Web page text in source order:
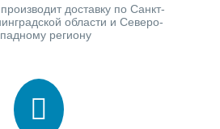
доставку по Санкт-
области и Северо-
региону